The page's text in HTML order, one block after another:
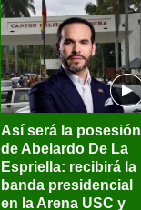
Así será la posesión
de Abelardo De La
Espriella: recibirá la
banda presidencial
en la Arena USC y